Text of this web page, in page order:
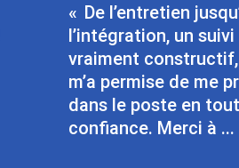
De l’entretien
l’intégration, un suivi
vraiment
m’a permise de me
dans le poste en
confiance. Merci à ...